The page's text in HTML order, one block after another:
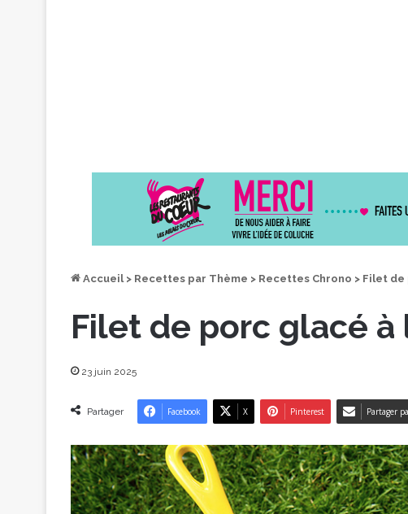
Accueil > Recettes par Thème > Recettes Chrono > Filet de
Filet de porc glacé
23 juin 2025
Partager Facebook X Pinterest Partager